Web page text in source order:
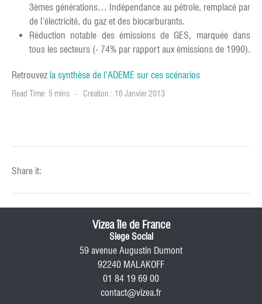
3èmes générations… Indépendance au pétrole, remplacé par
de l’électricité, du gaz et des biocarburants.
Réduction notable des émissions de GES, marquée dans
tous les secteurs (- 74% par rapport aux émissions de 1990).
Retrouvez la synthèse de l’ADEME sur ces scénarios
Read Time: 5 mins Création : 16 Janvier 2013
Share it:
Vizea île de France
Siege Social
59 avenue Augustin Dumont
92240 MALAKOFF
01 84 19 69 00
contact@vizea.fr